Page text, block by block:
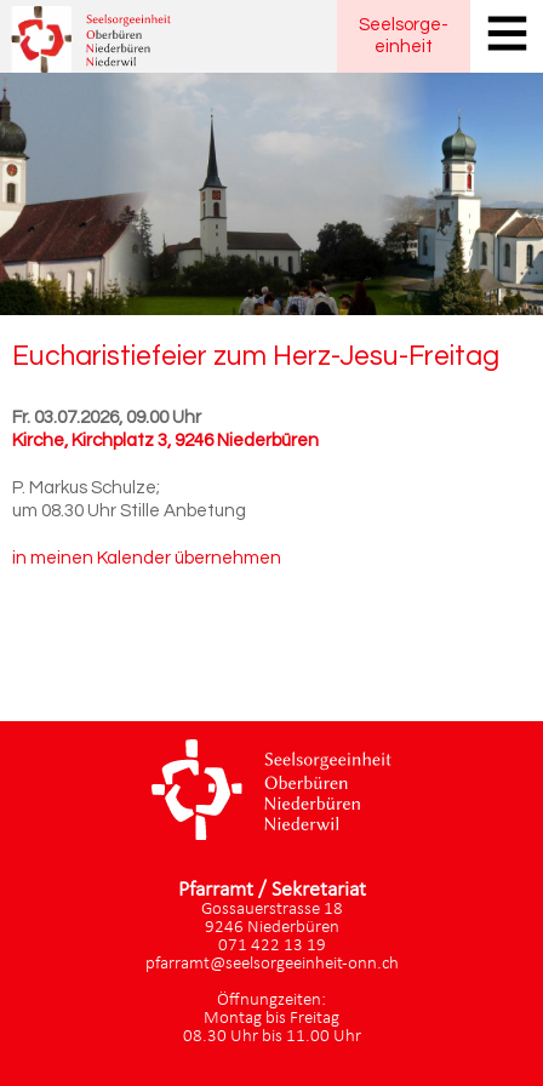
Seelsorge-
einheit
Eu­cha­ris­tie­fei­er zum Herz-​Jesu-Freitag
Fr. 03.07.2026, 09.00 Uhr
Kirche, Kirchplatz 3, 9246 Niederbüren
P. Markus Schulze;
um 08.30 Uhr Stille Anbetung
in meinen Kalender übernehmen
Pfarramt / Sekretariat
Gossauerstrasse 18
9246 Niederbüren
071 422 13 19
pfarramt@seelsorgeeinheit-onn.ch
Öffnungzeiten:
Montag bis Freitag
08.30 Uhr bis 11.00 Uhr